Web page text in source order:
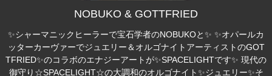
NOBUKO & GOTTFRIED
✨シャーマニックヒーラーで宝石学者のNOBUKOと✨ ✨オパールカ
ッターカーヴァーでジュエリー＆オルゴナイトアーティストのGOT
TFRIED✨のコラボのエナジーアートが✨SPACELIGHTです✨ 現代の
御守り☆SPACELIGHT☆の大調和のオルゴナイト✨ジュエリー✨そ